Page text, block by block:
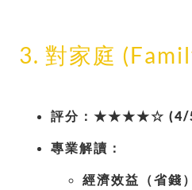
3. 對家庭
評分：★★★★☆ (4/
專業解讀：
經濟效益（省錢